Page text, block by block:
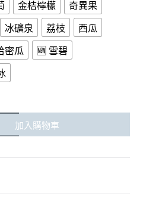
金桔檸檬 奇異果
冰礦泉 荔枝 西瓜
密瓜 🆕 雪碧
加入購物車